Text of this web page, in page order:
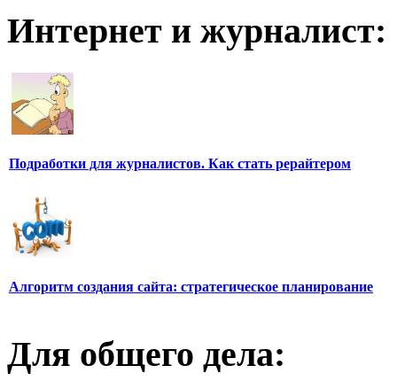
Интернет и журналист:
Подработки для журналистов. Как стать рерайтером
Алгоритм создания сайта: стратегическое планирование
Для общего дела: